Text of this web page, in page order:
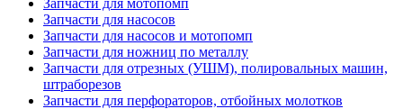
Запчасти для мотопомп
Запчасти для насосов
Запчасти для насосов и мотопомп
Запчасти для ножниц по металлу
Запчасти для отрезных (УШМ), полировальных машин,
штраборезов
Запчасти для перфораторов, отбойных молотков